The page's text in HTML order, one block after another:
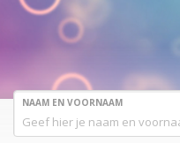
NAAM EN VOORNAAM